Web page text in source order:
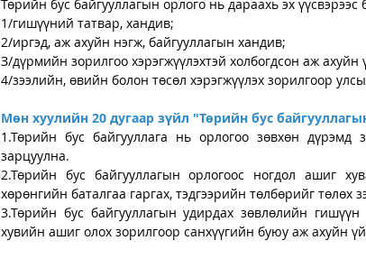
Төрийн бус байгууллагын орлого нь дараахь эх үүсвэрээс
1/гишүүний татвар, хандив;
2/иргэд, аж ахуйн нэгж, байгууллагын хандив;
З/дүрмийн зорилгоо хэрэгжүүлэхтэй холбогдсон аж
4/зээлийн, өвийн болон төсөл хэрэгжүүлэх зорилгоор
Мөн хуулийн 20 дугаар зүйл "Төрийн бус
1.Төрийн бус байгууллага нь орлогоо зөвхөн дүрэмд
зарцуулна.
2.Төрийн бус байгууллагын орлогоос ногдол ашиг
хөрөнгийн баталгаа гаргах, тэдгээрийн төлбөрийг төлөх
3.Төрийн бус байгууллагын удирдах зөвлөлийн
хувийн ашиг олох зорилгоор санхүүгийн буюу аж ахуйн